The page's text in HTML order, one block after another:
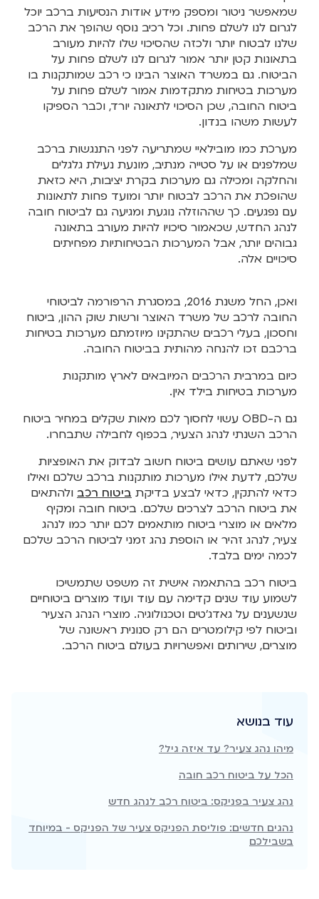
שמאפשר ניטור ומספק מידע אודות הנסיעות ברכב יוכל
לגרום לנו לשלם פחות. וכל רכיב נוסף שהופך את הרכב
שלנו לבטוח יותר ולכזה שהסיכוי שלו להיות מעורב
בתאונות קטן יותר אמור לגרום לנו לשלם פחות על
הביטוח. גם במשרד האוצר הבינו כי רכב שמותקנות בו
מערכות בטיחות מתקדמות אמור לשלם פחות על
ביטוח החובה, שכן הסיכוי לתאונה יורד, וכבר הספיקו
לעשות משהו בנדון.
מערכת כמו מובילאיי שמתריעה לפני התנגשות ברכב
שמלפנים או על סטייה מנתיב, מונעת נעילת גלגלים
והחלקה ומכילה גם מערכות בקרת יציבות, היא כזאת
שהופכת את הרכב לבטוח יותר ומועד פחות לתאונות
עם נפגעים. כך שההוזלה נוגעת ומגיעה גם לביטוח חובה
לנהג החדש, שכאמור סיכויו להיות מעורב בתאונה
גבוהים יותר, אבל המערכות הבטיחותיות מפחיתים
סיכויים אלה.
ואכן, החל משנת 2016, במסגרת הרפורמה לביטוחי
החובה לרכב של משרד האוצר ורשות שוק ההון, ביטוח
וחסכון, בעלי רכבים שהתקינו מיוזמתם מערכות בטיחות
ברכבם זכו להנחה מהותית בביטוח החובה.
כיום במרבית הרכבים המיובאים לארץ מותקנות
מערכות בטיחות בילד אין.
גם ה-OBD עשוי לחסוך לכם מאות שקלים במחיר ביטוח
הרכב השנתי לנהג הצעיר, בכפוף לחבילה שתבחרו.
לפני שאתם עושים ביטוח חשוב לבדוק את האופציות
שלכם, לדעת אילו מערכות מותקנות ברכב שלכם ואילו
כדאי להתקין, כדאי לבצע בדיקת ביטוח רכב ולהתאים
את ביטוח הרכב לצרכים שלכם. ביטוח חובה ומקיף
מלאים או מוצרי ביטוח מותאמים לכם יותר כמו לנהג
צעיר, לנהג זהיר או הוספת נהג זמני לביטוח הרכב שלכם
לכמה ימים בלבד.
ביטוח רכב בהתאמה אישית זה משפט שתמשיכו
לשמוע עוד שנים קדימה עם עוד ועוד מוצרים ביטוחיים
שנשענים על גאדג'טים וטכנולוגיה. מוצרי הנהג הצעיר
וביטוח לפי קילומטרים הם רק סנונית ראשונה של
מוצרים, שירותים ואפשרויות בעולם ביטוח הרכב.
עוד בנושא
מיהו נהג צעיר? עד איזה גיל?
הכל על ביטוח רכב חובה
נהג צעיר בפניקס: ביטוח רכב לנהג חדש
נהגים חדשים: פוליסת הפניקס צעיר של הפניקס - במיוחד
בשבילכם